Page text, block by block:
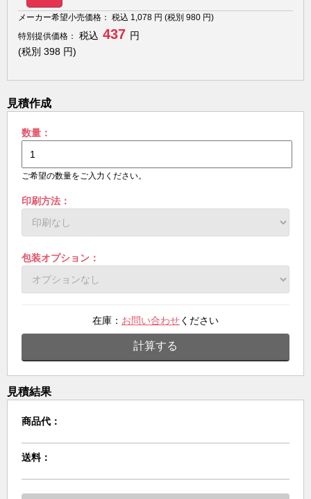
メーカー希望小売価格： 税込 1,078 円 (税別 980 円)
特別提供価格：
税込 437 円
(税別 398 円)
見積作成
数量：
ご希望の数量をご入力ください。
印刷方法：
包装オプション：
在庫： お問い合わせください
計算する
見積結果
商品代：
送料：